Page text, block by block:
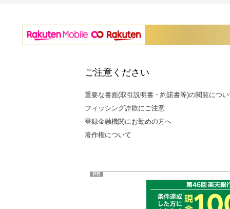
ご注意ください
重要な書面(取引説明書・約諾書等)の閲覧につ
フィッシング詐欺にご注意
登録金融機関にお勤めの方へ
著作権について
PR